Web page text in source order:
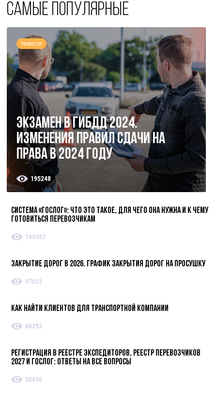
Самые популярные
Новости
Экзамен в ГИБДД 2024.
Изменения правил сдачи на
права в 2024 году
195248
Система «ГосЛог»: что это такое, для чего она нужна и к чему
готовиться перевозчикам
140487
Закрытие дорог в 2026. График закрытия дорог на просушку
97653
Как найти клиентов для транспортной компании
88293
Регистрация в реестре экспедиторов, реестр перевозчиков
2027 и ГосЛог: ответы на все вопросы
50436